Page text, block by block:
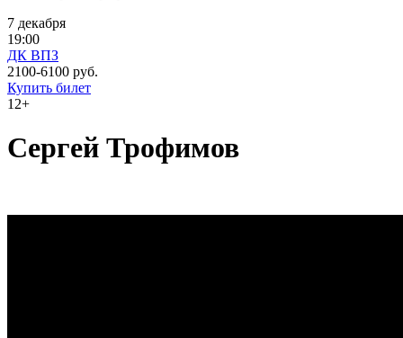
7 декабря
19:00
ДК ВПЗ
2100-6100 руб.
Купить билет
12+
Сергей Трофимов